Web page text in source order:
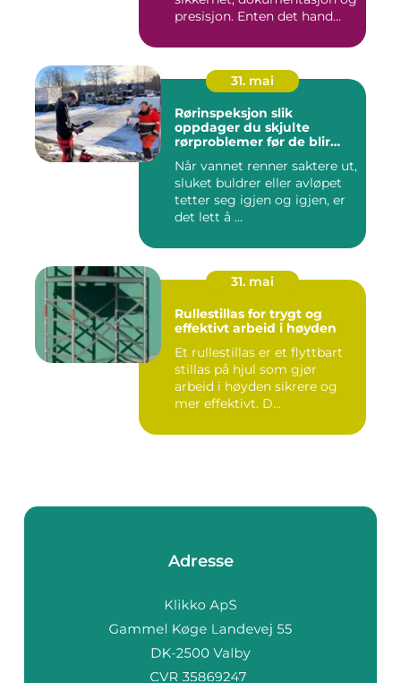
presisjon. Enten det hand...
31. mai
Rørinspeksjon slik
oppdager du skjulte
rørproblemer før de blir
Når vannet renner saktere ut,
sluket buldrer eller avløpet
tetter seg igjen og igjen, er
det lett å ...
31. mai
Rullestillas for trygt og
effektivt arbeid i høyden
Et rullestillas er et flyttbart
stillas på hjul som gjør
arbeid i høyden sikrere og
mer effektivt. D...
Adresse